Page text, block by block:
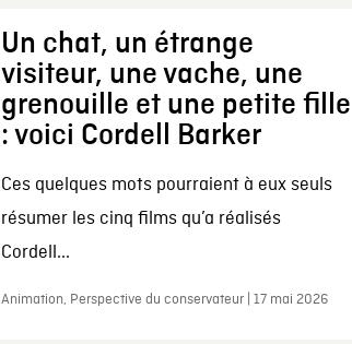
Un chat, un étrange
visiteur, une vache, une
grenouille et une petite fille
: voici Cordell Barker
Ces quelques mots pourraient à eux seuls
résumer les cinq films qu’a réalisés
Cordell...
Animation, Perspective du conservateur | 17 mai 2026